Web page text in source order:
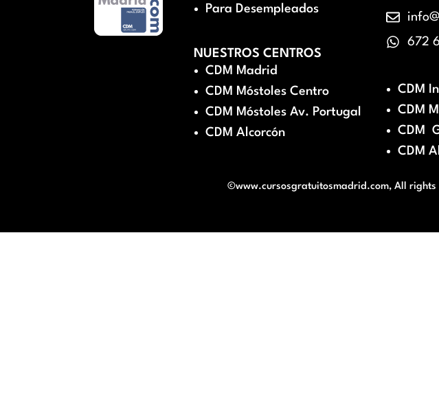
Para Desempleados
NUESTROS CENTROS
CDM Madrid
CDM Móstoles Centro
CDM Móstoles Av. Portugal
CDM Alcorcón
672
CDM
CDM
CDM
CDM
©www.cursosgratuitosmadrid.com, All rights